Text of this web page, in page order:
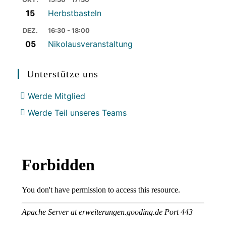
15 Herbstbasteln
DEZ.
05
16:30 - 18:00
Nikolausveranstaltung
Unterstütze uns
Werde Mitglied
Werde Teil unseres Teams